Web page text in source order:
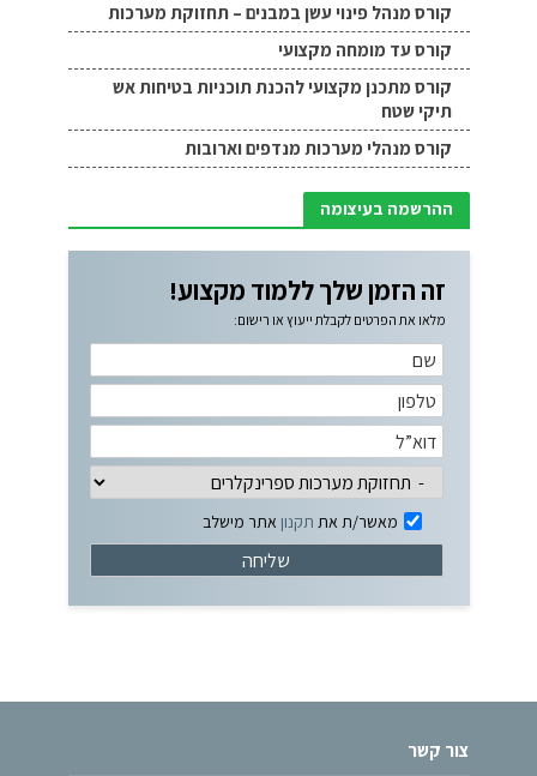
קורס מנהל פינוי עשן במבנים – תחזוקת מערכות
קורס עד מומחה מקצועי
קורס מתכנן מקצועי להכנת תוכניות בטיחות אש
תיקי שטח
קורס מנהלי מערכות מנדפים וארובות
ההרשמה בעיצומה
זה הזמן שלך ללמוד מקצוע!
מלאו את הפרטים לקבלת ייעוץ או רישום:
מאשר/ת את תקנון אתר מישלב
צור קשר